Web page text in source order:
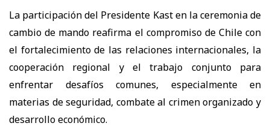
La participación del Presidente Kast en la ceremonia de
cambio de mando reafirma el compromiso de Chile con
el fortalecimiento de las relaciones internacionales, la
cooperación regional y el trabajo conjunto para
enfrentar desafíos comunes, especialmente en
materias de seguridad, combate al crimen organizado y
desarrollo económico.